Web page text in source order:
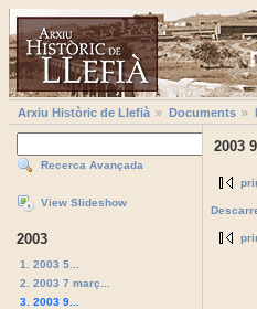
Arxiu Històric de Llefià Documents
Recerca Avançada
View Slideshow
2003
1. 2003 5...
2. 2003 7 març...
3. 2003 9...
2003